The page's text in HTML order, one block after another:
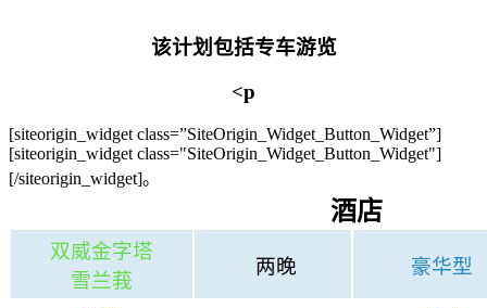
该计划包括专车游览
<p
[siteorigin_widget class=”SiteOrigin_Widget_Button_Widget”]
[siteorigin_widget class="SiteOrigin_Widget_Button_Widget"]
[/siteorigin_widget]。
酒店
双威金字塔
雪兰莪
两晚 豪华型